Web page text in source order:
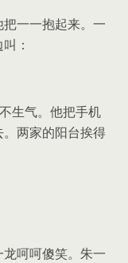
一一抱起来。一
：
生气。他把手机
两家的阳台挨得
呵呵傻笑。朱一